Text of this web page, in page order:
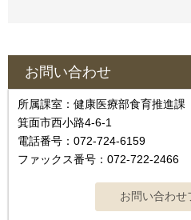
お問い合わせ
所属課室：健康医療部食育推進課
箕面市西小路4-6-1
電話番号：072-724-6159
ファックス番号：072-722-2466